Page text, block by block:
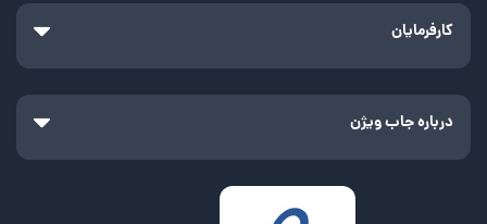
معرفی بانک قرض‌الحسنه مهر ایران
بانک قرض‌الحسنه مهر ایران، یکی از بانک‌های اسلامی در کشور است که با
رعایت اصول و مقررات اسلامی، خدمات بانکداری متنوعی را به مشتریان
ارائه خدمات نوین به اقشار مختلف جامعه تأسیس شده است.
بانک قرض‌الحسنه مهر ایران با ارائه طیف گسترده‌ای از خدمات قرض‌الحسنه
مهمی در حمایت از نیازمندان جامعه ایفا می‌کند.
کارفرمایان
درباره جاب ویژن